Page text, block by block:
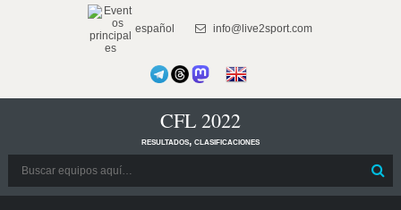
español info@live2sport.com
CFL 2022
resultados, clasificaciones